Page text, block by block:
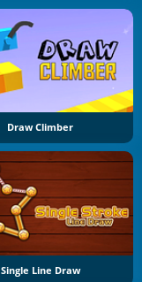
Draw Climber
Single Line Draw